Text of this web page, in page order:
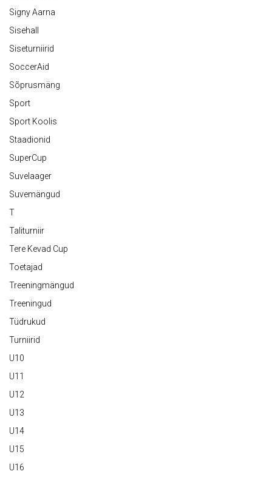
Signy Aarna
Sisehall
Siseturniirid
SoccerAid
Sõprusmäng
Sport
Sport Koolis
Staadionid
SuperCup
Suvelaager
Suvemängud
T
Taliturniir
Tere Kevad Cup
Toetajad
Treeningmängud
Treeningud
Tüdrukud
Turniirid
U10
U11
U12
U13
U14
U15
U16